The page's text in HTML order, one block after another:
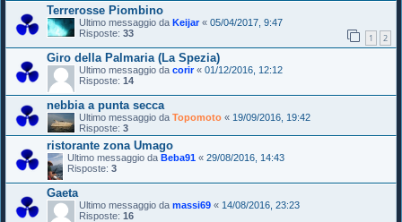
Terrerosse Piombino
Ultimo messaggio da Keijar« 05/04/2017, 9:47
Risposte: 33 1 2
Giro della Palmaria (La Spezia)
Ultimo messaggio da corir« 01/12/2016, 12:12
Risposte: 14
nebbia a punta secca
Ultimo messaggio da Topomoto « 19/09/2016, 19:42
Risposte: 3
ristorante zona Umago
Ultimo messaggio da Beba91 « 29/08/2016, 14:43
Risposte: 3
Gaeta
Ultimo messaggio da massi69 « 14/08/2016, 23:23
Risposte: 16